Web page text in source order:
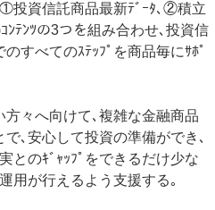
①投資信託商品最新ﾃﾞｰﾀ､②積立
ﾝﾃﾝﾂの3つを組み合わせ､投資信
すべてのｽﾃｯﾌﾟを商品毎にｻﾎﾟ
々へ向けて､複雑な金融商品
､安心して投資の準備ができ､
とのｷﾞｬｯﾌﾟをできるだけ少な
用が行えるよう支援する｡